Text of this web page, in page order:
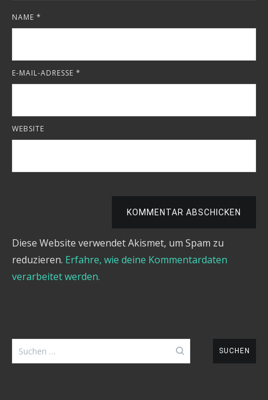
NAME *
E-MAIL-ADRESSE *
WEBSITE
KOMMENTAR ABSCHICKEN
Diese Website verwendet Akismet, um Spam zu
reduzieren. Erfahre, wie deine Kommentardaten
verarbeitet werden.
Suchen
nach: